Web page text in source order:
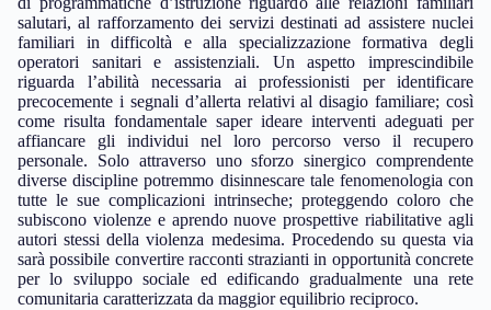
salutari, al rafforzamento dei servizi destinati ad assistere nuclei
familiari in difficoltà e alla specializzazione formativa degli
operatori sanitari e assistenziali. Un aspetto imprescindibile
riguarda l’abilità necessaria ai professionisti per identificare
precocemente i segnali d’allerta relativi al disagio familiare; così
come risulta fondamentale saper ideare interventi adeguati per
affiancare gli individui nel loro percorso verso il recupero
personale. Solo attraverso uno sforzo sinergico comprendente
diverse discipline potremmo disinnescare tale fenomenologia con
tutte le sue complicazioni intrinseche; proteggendo coloro che
subiscono violenze e aprendo nuove prospettive riabilitative agli
autori stessi della violenza medesima. Procedendo su questa via
sarà possibile convertire racconti strazianti in opportunità concrete
per lo sviluppo sociale ed edificando gradualmente una rete
comunitaria caratterizzata da maggior equilibrio reciproco.